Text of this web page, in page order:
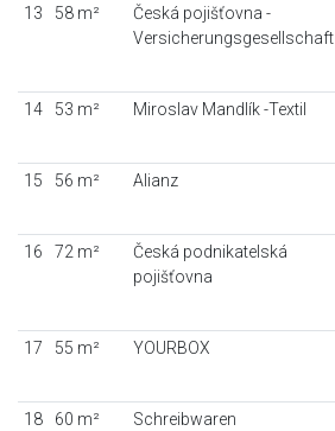
13 58 m²
Česká pojišťovna -
Versicherungsgesellschaft
14 53 m² Miroslav Mandlík -Textil
15 56 m² Alianz
16 72 m²
Česká podnikatelská
pojišťovna
17 55 m² YOURBOX
18 60 m² Schreibwaren